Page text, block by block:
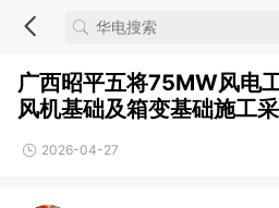
广西昭平五将75MW风电
风机基础及箱变基础施工
2026-04-27